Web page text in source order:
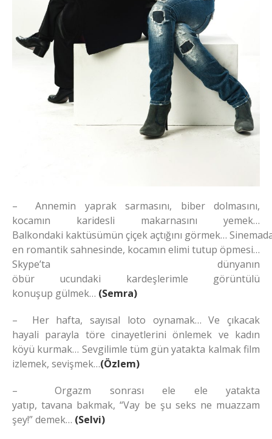
– Annemin yaprak sarmasını, biber dolmasını,
kocamın karidesli makarnasını yemek…
Balkondaki kaktüsümün çiçek açtığını görmek…
en romantik sahnesinde, kocamın elimi tutup öpmesi…
Skype’ta dünyanın
öbür ucundaki kardeşlerimle görüntülü
konuşup gülmek… (Semra)
– Her hafta, sayısal loto oynamak… Ve çıkacak
hayali parayla töre cinayetlerini önlemek ve kadın
köyü kurmak… Sevgilimle tüm gün yatakta kalmak film
izlemek, sevişmek…(Özlem)
– Orgazm sonrası ele ele yatakta
yatıp, tavana bakmak, “Vay be şu seks ne muazzam
şey!” demek… (Selvi)